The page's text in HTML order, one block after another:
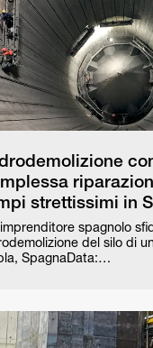
strettissimi in
spagnolo
del silo di
SpagnaData:…